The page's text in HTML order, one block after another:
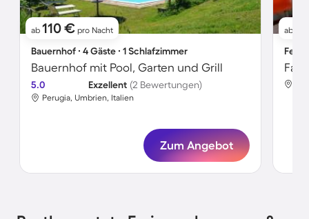
ab 110 € pro Nacht
Bauernhof ∙ 4 Gäste ∙ 1 Schlafzimmer
Bauernhof mit Pool, Garten und Grill
5.0 Exzellent (2 Bewertungen)
Perugia, Umbrien, Italien
Zum Angebot
ab